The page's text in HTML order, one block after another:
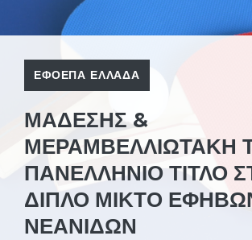
ΕΦΟΕΠΑ ΕΛΛΑΔΑ
ΜΑΔΕΣΗΣ &
ΜΕΡΑΜΒΕΛΛΙΩΤΑΚΗ
ΠΑΝΕΛΛΗΝΙΟ ΤΙΤΛΟ
ΔΙΠΛΟ ΜΙΚΤΟ
ΝΕΑΝΙΔΩΝ